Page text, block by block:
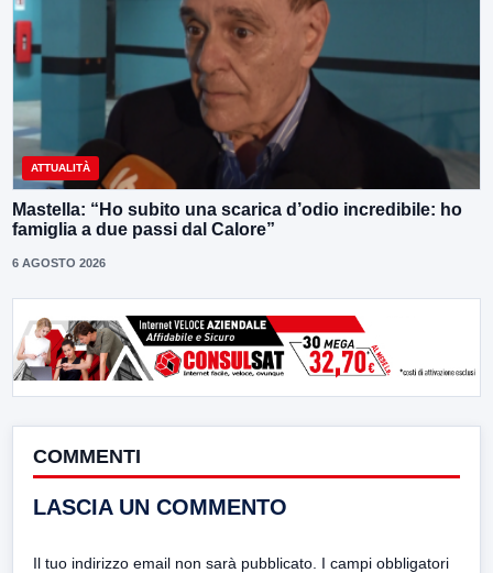
ATTUALITÀ
Mastella: “Ho subito una scarica d’odio incredibile: ho
famiglia a due passi dal Calore”
6 AGOSTO 2026
COMMENTI
LASCIA UN COMMENTO
Il tuo indirizzo email non sarà pubblicato. I campi obbligatori